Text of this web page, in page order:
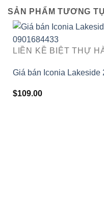
SẢN PHẨM TƯƠNG
LIỀN KỀ BIỆT THỰ
Giá bán Iconia Lakeside
$109.00